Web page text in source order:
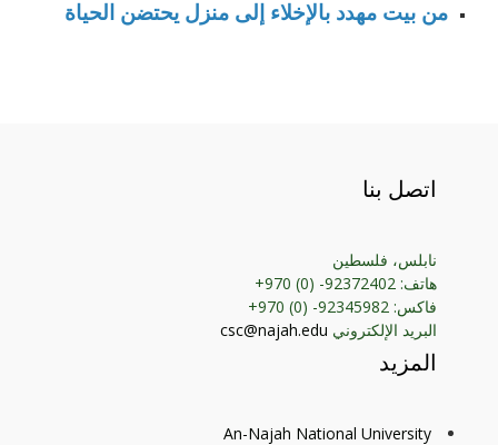
من بيت مهدد بالإخلاء إلى منزل يحتضن الحياة
اتصل بنا
نابلس، فلسطين
هاتف: 92372402- (0) 970+
فاكس: 92345982- (0) 970+
البريد الإلكتروني csc@najah.edu
المزيد
An-Najah National University